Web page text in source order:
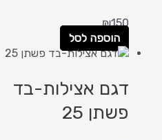
₪150
הוספה לסל
דגם אצילות-בד
פשתן 25